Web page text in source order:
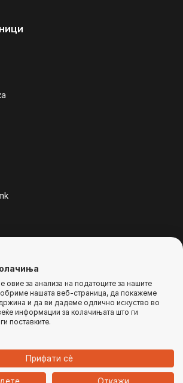
86, Skopje, North Macedonia
Сите права се задржани
за анализа на податоците за нашите
нашата веб-страница, да покажеме
и да ви дадеме одлично искуство во
информации за колачињата што ги
поставките.
Прифати сѐ